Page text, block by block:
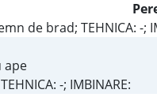
de brad; TEHNICA: -;
ape
-; IMBINARE: